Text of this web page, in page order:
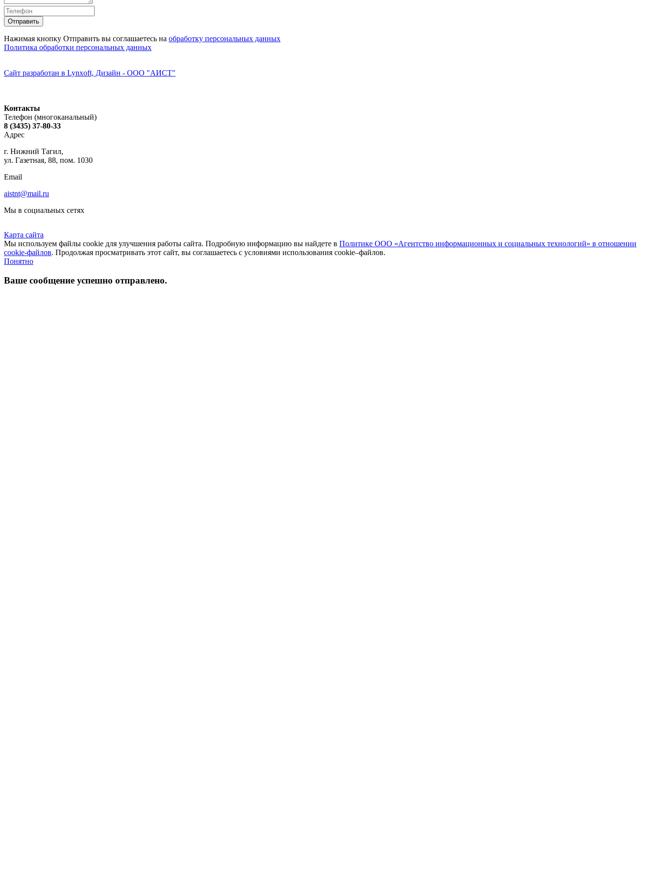
Нажимая кнопку Отправить вы соглашаетесь на обработку персональных данных
Политика обработки персональных данных
Сайт разработан в Lynxoft, Дизайн - ООО "АИСТ"
Контакты
Телефон (многоканальный)
8 (3435) 37-80-33
Адрес
г. Нижний Тагил,
ул. Газетная, 88, пом. 1030
Email
aistnt@mail.ru
Мы в социальных сетях
Карта сайта
Мы используем файлы cookie для улучшения работы сайта. Подробную информацию вы найдете в Политике ООО «Агентство информационных и социальных технологий» в отношении
cookie-файлов. Продолжая просматривать этот сайт, вы соглашаетесь с условиями использования cookie–файлов.
Понятно
Ваше сообщение успешно отправлено.